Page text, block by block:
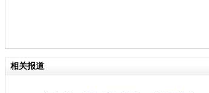
相关报道